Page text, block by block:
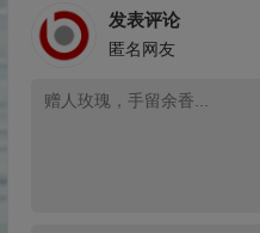
发表评论
匿名网友